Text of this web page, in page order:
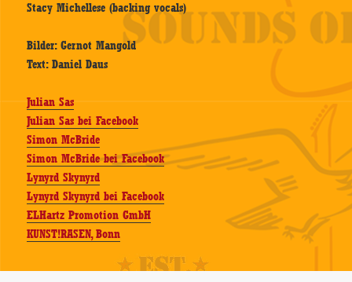
Stacy Michellese (backing vocals)
Bilder: Gernot Mangold
Text: Daniel Daus
Julian Sas
Julian Sas bei Facebook
Simon McBride
Simon McBride bei Facebook
Lynyrd Skynyrd
Lynyrd Skynyrd bei Facebook
ELHartz Promotion GmbH
KUNST!RASEN, Bonn